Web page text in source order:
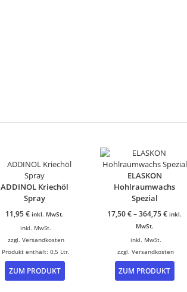
ADDINOL Kriechöl
Spray
11,95€ inkl. MwSt.
inkl. MwSt.
zzgl. Versandkosten
Produkt enthält: 0,5 Ltr.
ZUM PRODUKT
ELASKON
Hohlraumwachs
Spezial
17,50€–364,75€ inkl.
MwSt.
inkl. MwSt.
zzgl.Versandkosten
ZUM PRODUKT